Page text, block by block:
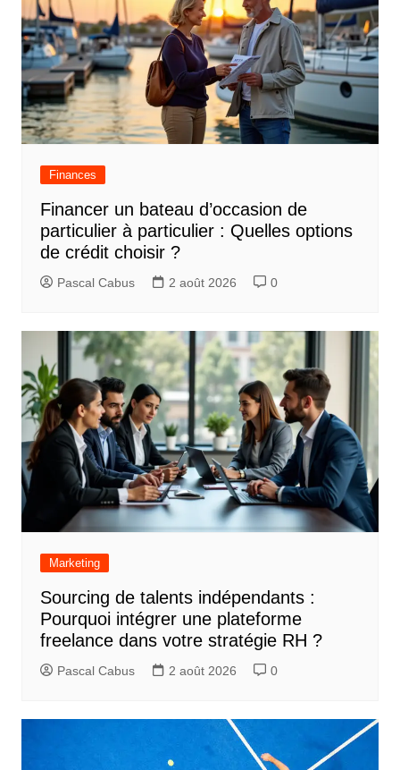
Finances
Financer un bateau d’occasion de
particulier à particulier : Quelles options
de crédit choisir ?
Pascal Cabus 2 août 2026 0
Marketing
Sourcing de talents indépendants :
Pourquoi intégrer une plateforme
freelance dans votre stratégie RH ?
Pascal Cabus 2 août 2026 0